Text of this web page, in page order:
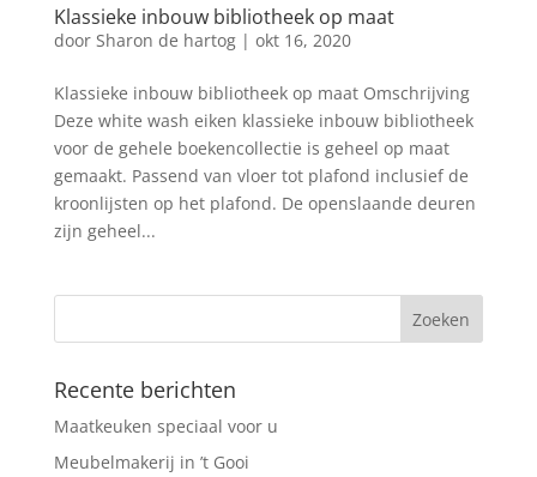
Klassieke inbouw bibliotheek op maat
door Sharon de hartog| okt 16, 2020
Klassieke inbouw bibliotheek op maat Omschrijving
Deze white wash eiken klassieke inbouw bibliotheek
voor de gehele boekencollectie is geheel op maat
gemaakt. Passend van vloer tot plafond inclusief de
kroonlijsten op het plafond. De openslaande deuren
zijn geheel...
Recente berichten
Maatkeuken speciaal voor u
Meubelmakerij in ’t Gooi